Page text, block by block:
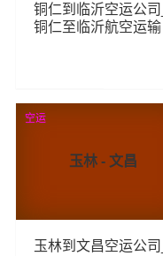
铜仁到临沂空运公司_
铜仁至临沂航空运输
138 查看详细
玉林 - 文昌
玉林到文昌空运公司_
空运